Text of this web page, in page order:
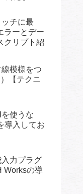
ッチに最
ラーとデー
クリプト紹
線模様をつ
【テクニ
を使うな
導入してお
入力プラグ
Worksの導